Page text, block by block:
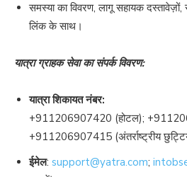
समस्या का विवरण, लागू सहायक दस्तावेज़ों,
लिंक के साथ।
यात्रा ग्राहक सेवा का संपर्क विवरण:
यात्रा शिकायत नंबर:
+911206907420 (होटल);
+911206907415 (अंतर्राष्ट्रीय
ईमेल: support@yatra.com;